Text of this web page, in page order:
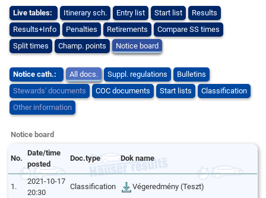
Live tables: Itinerary sch. Entry list Start list
Results
Results+Info
Penalties Retirements
Compare SS times
Split times
Champ. points Notice board
Notice cath.: All docs. Suppl. regulations
Bulletins
Stewards' documents
COC documents Start lists
Classification
Other information
Notice board
No.
Date/time
posted
Doc.type Dok name
1.
2021-10-17
20:30
Classification Végeredmény (Teszt)